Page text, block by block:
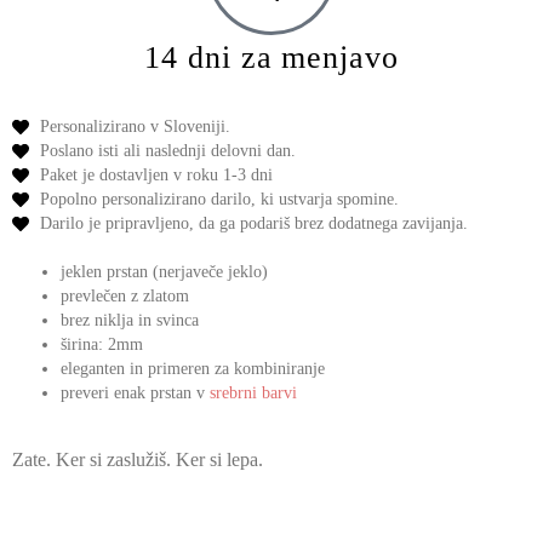
14 dni za menjavo
Personalizirano v Sloveniji.
Poslano isti ali naslednji delovni dan.
Paket je dostavljen v roku 1-3 dni
Popolno personalizirano darilo, ki ustvarja spomine.
Darilo je pripravljeno, da ga podariš brez dodatnega zavijanja.
jeklen prstan (nerjaveče jeklo)
prevlečen z zlatom
brez niklja in svinca
širina: 2mm
eleganten in primeren za kombiniranje
preveri enak prstan v srebrni barvi
Zate. Ker si zaslužiš. Ker si lepa.